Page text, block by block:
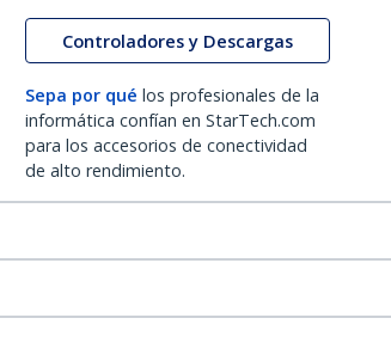
Controladores y Descargas
Sepa por qué los profesionales de la
informática confían en StarTech.com
para los accesorios de conectividad
de alto rendimiento.